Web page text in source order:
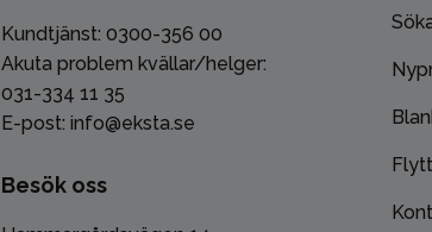
Kundtjänst: 0300-356 00
Akuta problem kvällar/helger:
031-334 11 35
E-post: info@eksta.se
Besök oss